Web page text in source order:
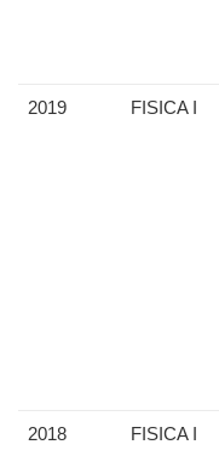
2019 FISICA I
2018 FISICA I